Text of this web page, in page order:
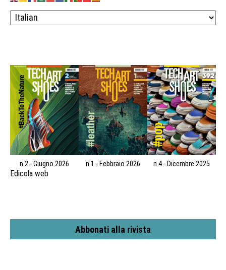
n.2 - Giugno 2026 n.1 - Febbraio 2026 n.4 - Dicembre 2025
Edicola web
Abbonati alla rivista